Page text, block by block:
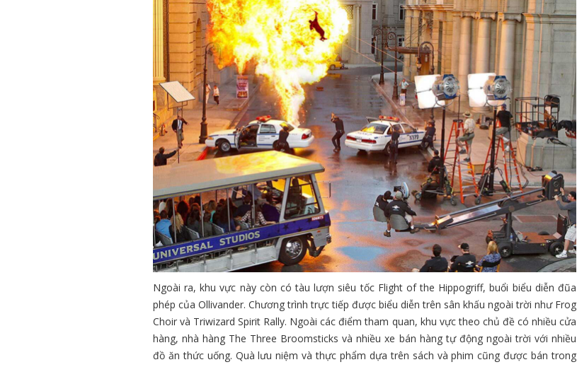
Ngoài ra, khu vực này còn có tàu lượn siêu tốc Flight of the Hippogriff, buổi biểu diễn đũa
phép của Ollivander. Chương trình trực tiếp được biểu diễn trên sân khấu ngoài trời như Frog
Choir và Triwizard Spirit Rally. Ngoài các điểm tham quan, khu vực theo chủ đề có nhiều cửa
hàng, nhà hàng The Three Broomsticks và nhiều xe bán hàng tự động ngoài trời với nhiều
đồ ăn thức uống. Quà lưu niệm và thực phẩm dựa trên sách và phim cũng được bán trong